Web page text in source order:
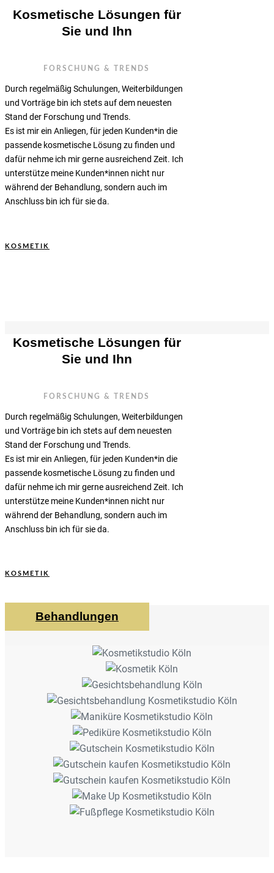
Kosmetische Lösungen für
Sie und Ihn
FORSCHUNG & TRENDS
Durch regelmäßig Schulungen, Weiterbildungen
und Vorträge bin ich stets auf dem neuesten
Stand der Forschung und Trends.
Es ist mir ein Anliegen, für jeden Kunden*in die
passende kosmetische Lösung zu finden und
dafür nehme ich mir gerne ausreichend Zeit. Ich
unterstütze meine Kunden*innen nicht nur
während der Behandlung, sondern auch im
Anschluss bin ich für sie da.
KOSMETIK
Kosmetische Lösungen für
Sie und Ihn
FORSCHUNG & TRENDS
Durch regelmäßig Schulungen, Weiterbildungen
und Vorträge bin ich stets auf dem neuesten
Stand der Forschung und Trends.
Es ist mir ein Anliegen, für jeden Kunden*in die
passende kosmetische Lösung zu finden und
dafür nehme ich mir gerne ausreichend Zeit. Ich
unterstütze meine Kunden*innen nicht nur
während der Behandlung, sondern auch im
Anschluss bin ich für sie da.
KOSMETIK
Behandlungen